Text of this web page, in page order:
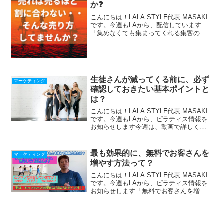
か❓
こんにちは！LALA STYLE代表 MASAKI
です。今週もLAから、配信しています
「集めなくても集まってくれる集客の流
マーケティング
生徒さんが減ってくる前に、必ず
確認しておきたい基本ポイントと
は？
こんにちは！LALA STYLE代表 MASAKI
です。今週もLAから、ピラティス情報を
お知らせします今週は、動画で詳しくお
合いのピラティス指導者で、お１人でス
タジオ...
マーケティング
最も効果的に、無料でお客さんを
増やす方法って？
こんにちは！LALA STYLE代表 MASAKI
です。今週もLAから、ピラティス情報を
お知らせします「無料でお客さんを増や